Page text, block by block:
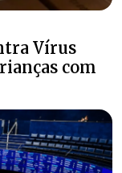
Vírus
com